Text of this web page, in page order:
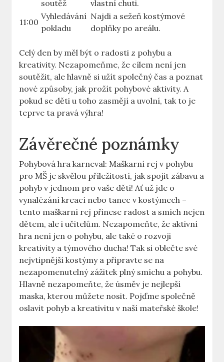
soutěž
vlastní chuti.
11:00
Vyhledávání
pokladu
Najdi a sežeň kostýmové
doplňky po areálu.
Celý den by měl​ být o radosti z pohybu a
kreativity. Nezapomeňme, že cílem není jen
soutěžit, ale hlavně si užít společný čas a poznat⁢
nové způsoby, jak prožít pohybové aktivity. A
pokud se děti ‍u toho zasmějí a uvolní, tak to je
teprve ta pravá výhra!
Závěrečné poznámky
Pohybová hra karneval: Maškarní rej v pohybu
pro MŠ je skvělou příležitostí, jak spojit zábavu a
pohyb v jednom pro vaše děti! Ať už jde‌ o
vynalézání kreací nebo tanec ⁣v kostýmech –
tento maškarní rej přinese radost a smích nejen
dětem, ale i učitelům. Nezapomeňte, že aktivní
hra⁢ není jen⁣ o ‌pohybu, ale také o rozvoji
kreativity a týmového ducha! Tak si oblečte své
nejvtipnější ‍kostýmy a připravte se na
nezapomenutelný zážitek plný smíchu a ⁤pohybu.
Hlavně nezapomeňte, že úsměv je​ nejlepší
maska, kterou můžete nosit. Pojďme společně
oslavit pohyb a ⁣kreativitu v naší ‌mateřské škole!